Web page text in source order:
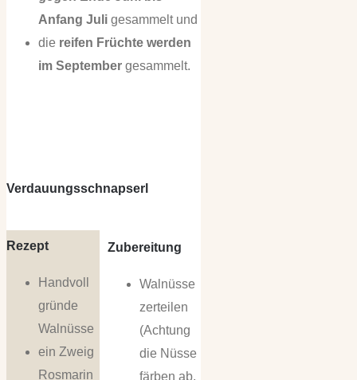
Anfang Juligesammelt und
die reifen Früchte werden
im Septembergesammelt.
Verdauungsschnapserl
Rezept
Handvoll
gründe
Walnüsse
ein Zweig
Rosmarin
Zubereitung
Walnüsse
zerteilen
(Achtung
die Nüsse
färben ab.